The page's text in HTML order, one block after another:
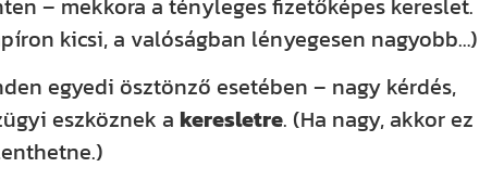
kicsi, a valóságban lényegesen nagyobb…)
egyedi ösztönző esetében – nagy kérdés,
eszköznek a keresletre. (Ha nagy, akkor ez